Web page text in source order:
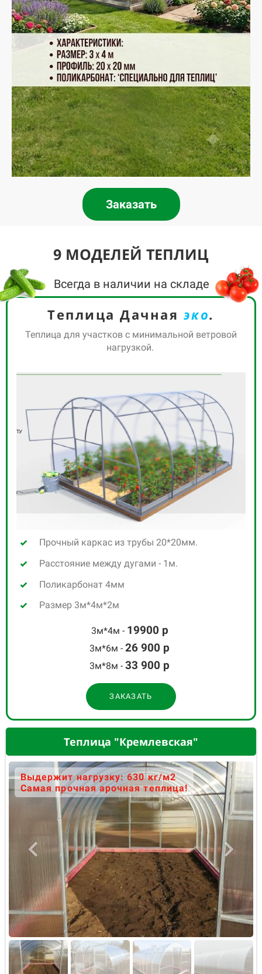
Заказать
9 МОДЕЛЕЙ ТЕПЛИЦ
Всегда в наличии на складе
Теплица Дачная эко.
Теплица для участков с минимальной ветровой
нагрузкой.
Прочный каркас из трубы 20*20мм.
Расстояние между дугами - 1м.
Поликарбонат 4мм
Размер 3м*4м*2м
3м*4м - 19900 р
3м*6м - 26 900 р
3м*8м - 33 900 р
ЗАКАЗАТЬ
Теплица "Кремлевская"
Выдержит нагрузку: 630 кг/м2
Самая прочная арочная теплица!